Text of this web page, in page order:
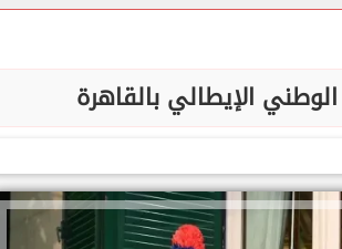
الإيطالي بالقاهرة